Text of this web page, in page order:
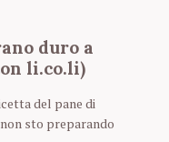
duro a
li.co.li)
del pane di
sto preparando